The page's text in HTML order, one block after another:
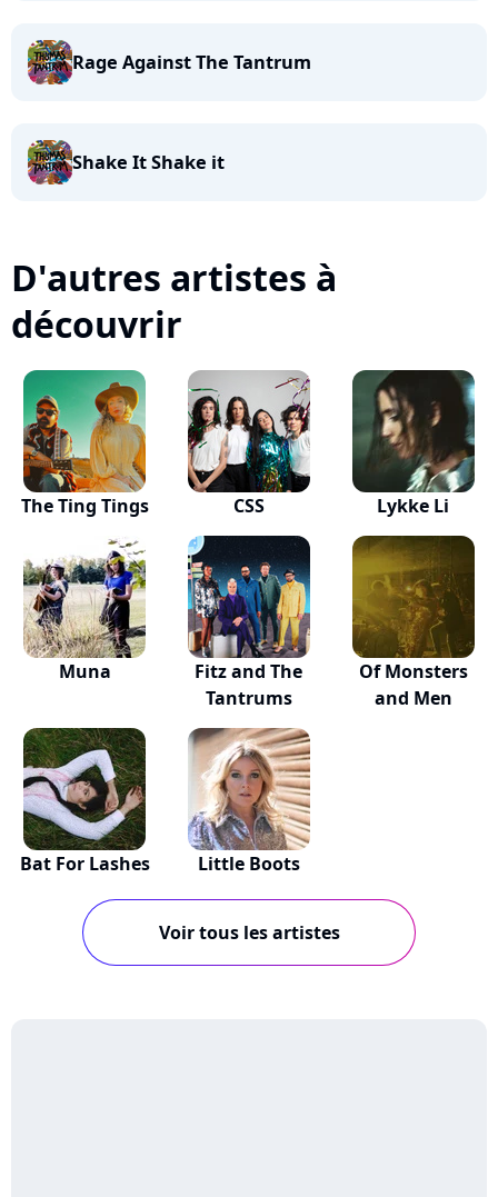
Rage Against The Tantrum
Shake It Shake it
D'autres artistes à
découvrir
The Ting Tings CSS Lykke Li
Muna
Fitz and The
Tantrums
Of Monsters
and Men
Bat For Lashes Little Boots
Voir tous les artistes